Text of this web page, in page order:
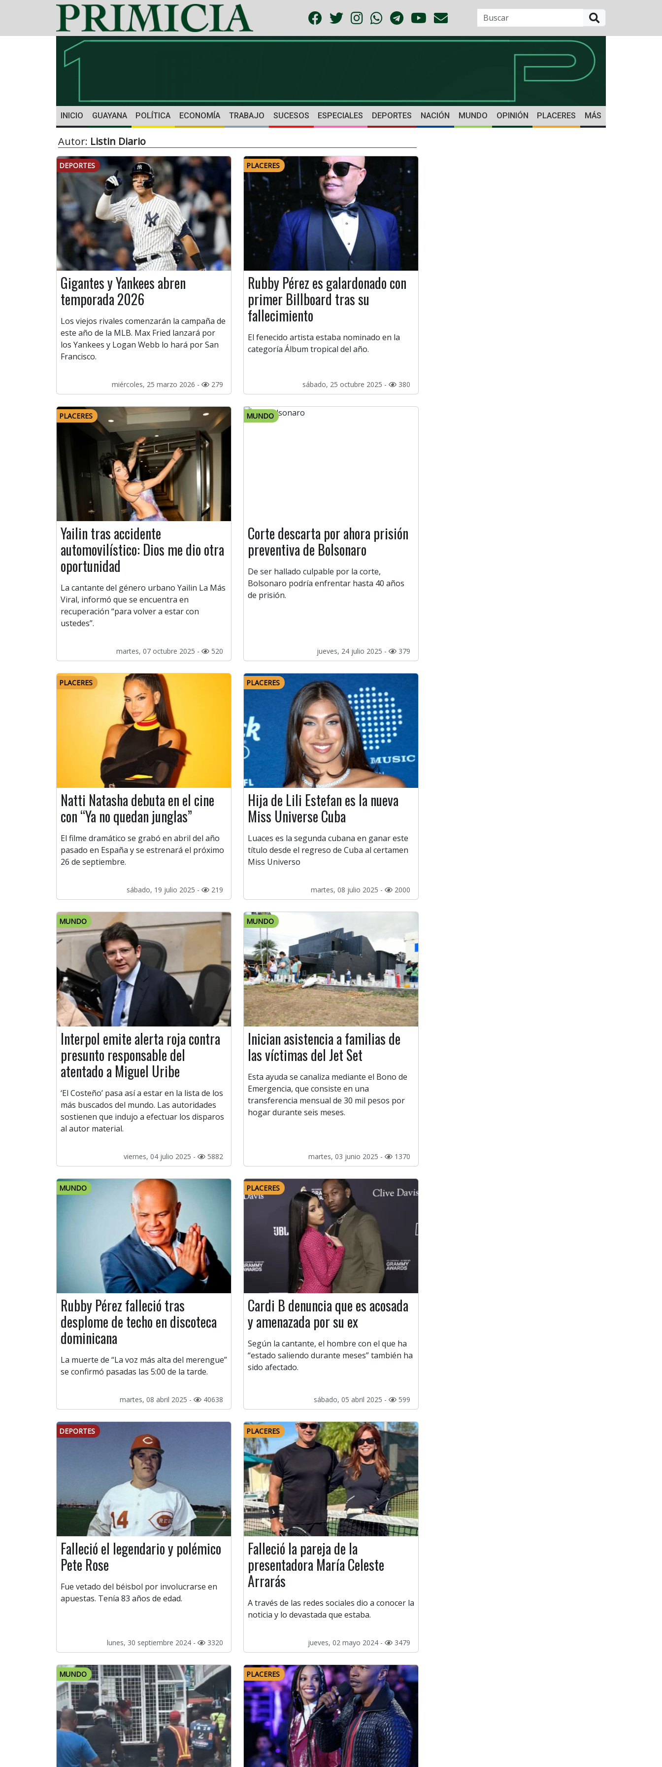
INICIO GUAYANA POLÍTICA ECONOMÍA TRABAJO SUCESOS ESPECIALES DEPORTES NACIÓN MUNDO OPINIÓN PLACERES MÁS
Autor: Listin Diario
DEPORTES
Gigantes y Yankees abren
temporada 2026
Los viejos rivales comenzarán la campaña de
este año de la MLB. Max Fried lanzará por
los Yankees y Logan Webb lo hará por San
Francisco.
miércoles, 25 marzo 2026 - 279
PLACERES
Rubby Pérez es galardonado con
primer Billboard tras su
fallecimiento
El fenecido artista estaba nominado en la
categoría Álbum tropical del año.
sábado, 25 octubre 2025 - 380
PLACERES
Yailin tras accidente
automovilístico: Dios me dio otra
oportunidad
La cantante del género urbano Yailin La Más
Viral, informó que se encuentra en
recuperación “para volver a estar con
ustedes”.
martes, 07 octubre 2025 - 520
MUNDO
Corte descarta por ahora prisión
preventiva de Bolsonaro
De ser hallado culpable por la corte,
Bolsonaro podría enfrentar hasta 40 años
de prisión.
jueves, 24 julio 2025 - 379
PLACERES
Natti Natasha debuta en el cine
con “Ya no quedan junglas”
El filme dramático se grabó en abril del año
pasado en España y se estrenará el próximo
26 de septiembre.
sábado, 19 julio 2025 - 219
PLACERES
Hija de Lili Estefan es la nueva
Miss Universe Cuba
Luaces es la segunda cubana en ganar este
título desde el regreso de Cuba al certamen
Miss Universo
martes, 08 julio 2025 - 2000
MUNDO
Interpol emite alerta roja contra
presunto responsable del
atentado a Miguel Uribe
‘El Costeño’ pasa así a estar en la lista de los
más buscados del mundo. Las autoridades
sostienen que indujo a efectuar los disparos
al autor material.
viernes, 04 julio 2025 - 5882
MUNDO
Inician asistencia a familias de
las víctimas del Jet Set
Esta ayuda se canaliza mediante el Bono de
Emergencia, que consiste en una
transferencia mensual de 30 mil pesos por
hogar durante seis meses.
martes, 03 junio 2025 - 1370
MUNDO
Rubby Pérez falleció tras
desplome de techo en discoteca
dominicana
La muerte de “La voz más alta del merengue”
se confirmó pasadas las 5:00 de la tarde.
martes, 08 abril 2025 - 40638
PLACERES
Cardi B denuncia que es acosada
y amenazada por su ex
Según la cantante, el hombre con el que ha
“estado saliendo durante meses” también ha
sido afectado.
sábado, 05 abril 2025 - 599
DEPORTES
Falleció el legendario y polémico
Pete Rose
Fue vetado del béisbol por involucrarse en
apuestas. Tenía 83 años de edad.
lunes, 30 septiembre 2024 - 3320
PLACERES
Falleció la pareja de la
presentadora María Celeste
Arrarás
A través de las redes sociales dio a conocer la
noticia y lo devastada que estaba.
jueves, 02 mayo 2024 - 3479
MUNDO PLACERES